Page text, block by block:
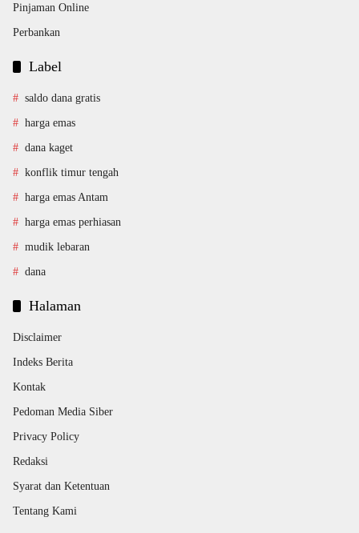
Pinjaman Online
Perbankan
Label
saldo dana gratis
harga emas
dana kaget
konflik timur tengah
harga emas Antam
harga emas perhiasan
mudik lebaran
dana
Halaman
Disclaimer
Indeks Berita
Kontak
Pedoman Media Siber
Privacy Policy
Redaksi
Syarat dan Ketentuan
Tentang Kami